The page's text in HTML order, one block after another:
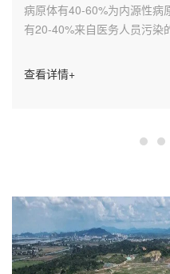
病原体有40-60%为内源性病
有20-40%来自医务人员污染
查看详情+